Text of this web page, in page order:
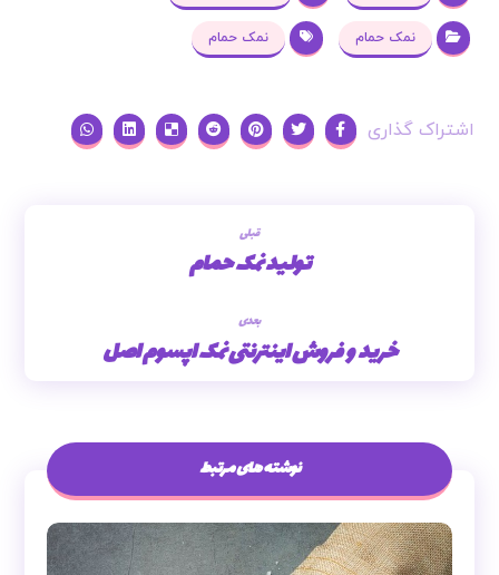
نمک حمام نمک حمام
قبلی
تولید نمک حمام
بعدی
خرید و فروش اینترنتی نمک اپسوم اصل
نوشته های مرتبط